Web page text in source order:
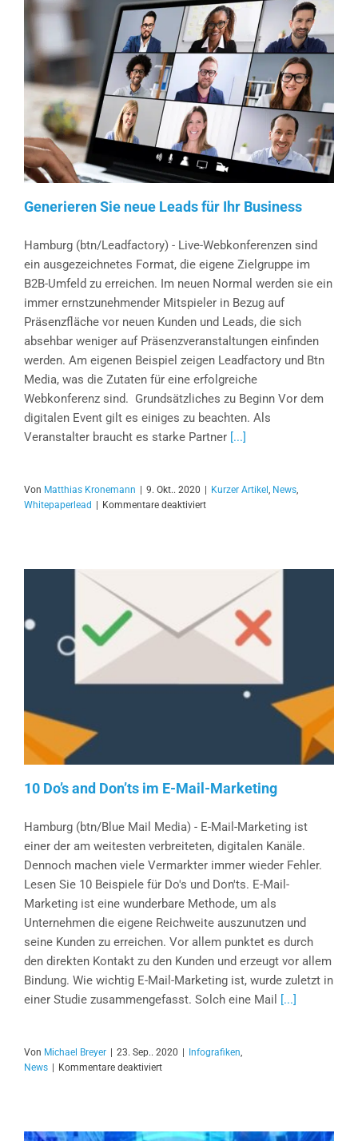
Budgets,
Trends
und
Reaktionen
auf
COVID-
19
Generieren Sie neue Leads für Ihr Business
Hamburg (btn/Leadfactory) - Live-Webkonferenzen sind
ein ausgezeichnetes Format, die eigene Zielgruppe im
B2B-Umfeld zu erreichen. Im neuen Normal werden sie ein
immer ernstzunehmender Mitspieler in Bezug auf
Präsenzfläche vor neuen Kunden und Leads, die sich
absehbar weniger auf Präsenzveranstaltungen einfinden
werden. Am eigenen Beispiel zeigen Leadfactory und Btn
Media, was die Zutaten für eine erfolgreiche
Webkonferenz sind. Grundsätzliches zu Beginn Vor dem
digitalen Event gilt es einiges zu beachten. Als
Veranstalter braucht es starke Partner [...]
Von Matthias Kronemann 9. Okt.. 2020 Kurzer Artikel , News,
Whitepaperlead
Kommentare deaktiviertfür
Business
10 Do’s and Don’ts im E-Mail-Marketing
Hamburg (btn/Blue Mail Media) - E-Mail-Marketing ist
einer der am weitesten verbreiteten, digitalen Kanäle.
Dennoch machen viele Vermarkter immer wieder Fehler.
Lesen Sie 10 Beispiele für Do's und Don'ts. E-Mail-
Marketing ist eine wunderbare Methode, um als
Unternehmen die eigene Reichweite auszunutzen und
seine Kunden zu erreichen. Vor allem punktet es durch
den direkten Kontakt zu den Kunden und erzeugt vor allem
Bindung. Wie wichtig E-Mail-Marketing ist, wurde zuletzt in
einer Studie zusammengefasst. Solch eine Mail
[...]
Von Michael Breyer 23. Sep.. 2020 Infografiken,
News
Kommentare deaktiviertfür